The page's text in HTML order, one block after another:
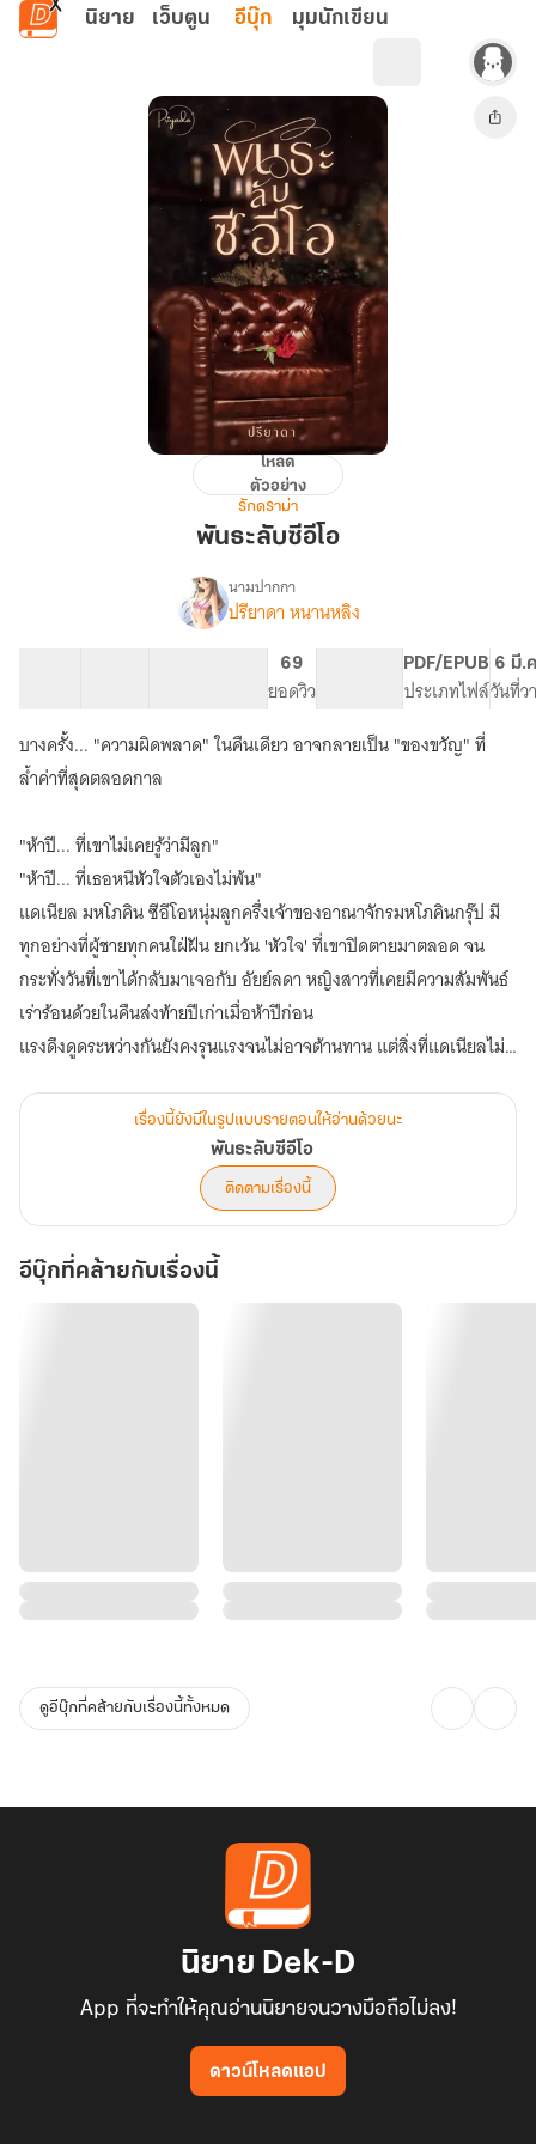
ข้ามไปยังเนื้อหาหลัก
นิยาย เว็บตูน อีบุ๊ก มุมนักเขียน
พันธะ
โหลด
ตัวอย่าง
รักดราม่า
พันธะลับซีอีโอ
เรื่อง
ลับ
ซี
อีโอ
นามปากกา
ปรียาดา หนานหลิง
69
ยอดวิว
PDF/EPUB
ประเภทไฟล์
6 มี.
วันที่ว
บางครั้ง... "ความผิดพลาด" ในคืนเดียว อาจกลายเป็น "ของขวัญ" ที่
ล้ำค่าที่สุดตลอดกาล
"ห้าปี... ที่เขาไม่เคยรู้ว่ามีลูก"
"ห้าปี... ที่เธอหนีหัวใจตัวเองไม่พ้น"
แดเนียล มหโภคิน ซีอีโอหนุ่มลูกครึ่งเจ้าของอาณาจักรมหโภคินกรุ๊ป มี
ทุกอย่างที่ผู้ชายทุกคนใฝ่ฝัน ยกเว้น 'หัวใจ' ที่เขาปิดตายมาตลอด จน
กระทั่งวันที่เขาได้กลับมาเจอกับ อัยย์ลดา หญิงสาวที่เคยมีความสัมพันธ์
เร่าร้อนด้วยในคืนส่งท้ายปีเก่าเมื่อห้าปีก่อน
แรงดึงดูดระหว่างกันยังคงรุนแรงจนไม่อาจต้านทาน แต่สิ่งที่แดเนียลไม่รู้
ความลับตัวน้อยวัยสี่ขวบที่ชื่อ 'น้องแทนคุณ' กำลังเติบโตขึ้นอย่างเงียบๆ
ในตึกแถวเก่าๆ ย่านฝั่งธนฯ พร้อมกับใบหน้าและท่าทางที่ถอดแบบเขามา
เมื่อความจริงถูกเปิดเผย...
แดเนียลจะทำอย่างไร เมื่อรู้ว่าถูกปิดหูปิดตามาตลอด? เขาจะใช้อำนาจ
เงินตราแย่งชิงลูกไป หรือจะยอมศิโรราบใช้หัวใจแลกใจเพื่อทวงคืนทั้งลูก
เรื่องนี้ยังมีในรูปแบบรายตอนให้อ่านด้วยนะ
พันธะลับซีอีโอ
ติดตามเรื่องนี้
อีบุ๊กที่คล้ายกับเรื่องนี้
ดูอีบุ๊กที่คล้ายกับเรื่องนี้ทั้งหมด
นิยาย Dek-D
App ที่จะทำให้คุณอ่านนิยายจนวางมือถือไม่ลง!
ดาวน์โหลดแอป